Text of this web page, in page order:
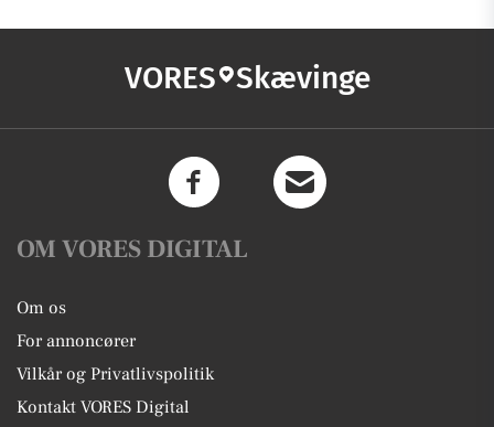
VORES Skævinge
OM VORES DIGITAL
Om os
For annoncører
Vilkår og Privatlivspolitik
Kontakt VORES Digital